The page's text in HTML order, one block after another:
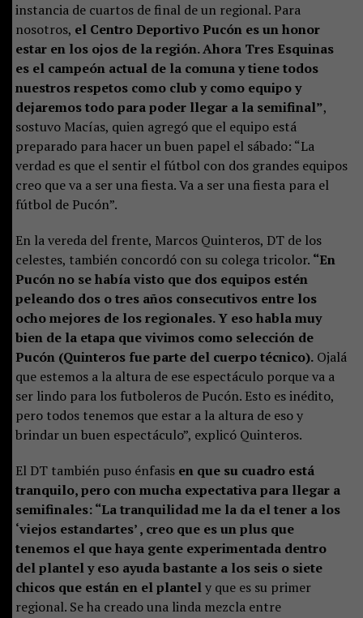
instancia de cuartos de final de un regional. Para
nosotros, el Centro Deportivo Pucón es un honor
estar en los ojos de la región. Ahora Tres Esquinas
es el campeón actual de la comuna y tiene todos
nuestros respetos como club y como equipo y
dejaremos todo para poder llegar a la semifinal”,
sostuvo Macías, quien agregó que el equipo está
preparado para hacer un buen papel el sábado: “La
verdad es que el sentir el fútbol con dos grandes equipos
creo que va a ser una fiesta. Va a ser una fiesta para el
fútbol de Pucón”.
En la vereda del frente, Marcos Quinteros, DT de los
celestes, también concordó con su colega tricolor. “En
Pucón no se había visto que dos equipos estén
peleando dos o tres años consecutivos entre los
ocho mejores de los regionales. Y eso habla muy
bien de la etapa que vivimos como selección de
Pucón (Quinteros fue parte del cuerpo técnico).Ojalá
que estemos a la altura de ese espectáculo porque va a
ser lindo para los futboleros de Pucón. Esto es inédito,
pero todos tenemos que estar a la altura de eso y
brindar un buen espectáculo”, explicó Quinteros.
El DT también puso énfasis en que su cuadro está
tranquilo, pero con mucha expectativa para llegar a
semifinales: “La tranquilidad me la da el tener a los
‘viejos estandartes’ , creo que es un plus que
tenemos el que haya gente experimentada dentro
del plantel y eso ayuda bastante a los seis o siete
chicos que están en el plantely que es su primer
regional. Se ha creado una linda mezcla entre